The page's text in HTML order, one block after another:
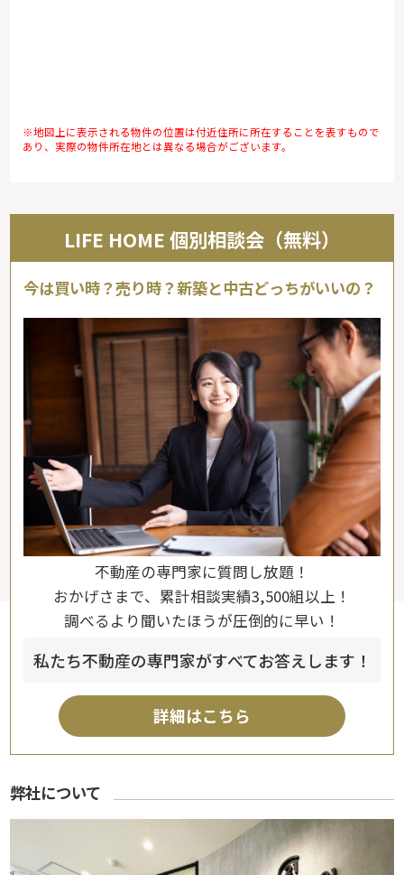
※地図上に表示される物件の位置は付近住所に所在することを表すもので
あり、実際の物件所在地とは異なる場合がございます。
LIFE HOME 個別相談会（無料）
今は買い時？売り時？新築と中古どっちがいいの？
不動産の専門家に質問し放題！
おかげさまで、累計相談実績3,500組以上！
調べるより聞いたほうが圧倒的に早い！
私たち不動産の専門家がすべてお答えします！
詳細はこちら
弊社について